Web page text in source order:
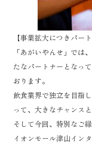
【事業拡大につきパー
「あがいやんせ」では
たなパートナーとなっ
おります。
飲食業界で独立を目指
って、大きなチャンス
そして今回、特別なご縁
イオンモール津山イン